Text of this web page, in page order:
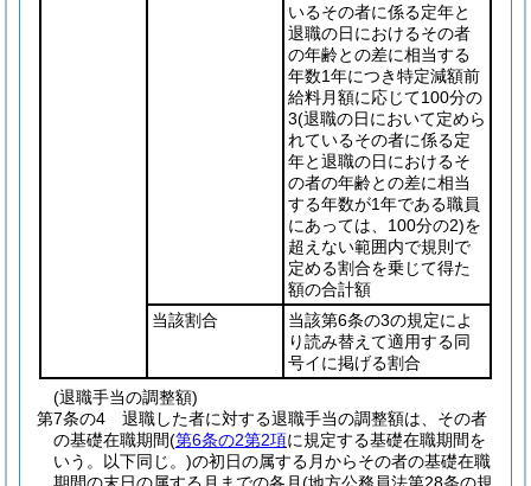
いるその者に係る定年と
退職の日におけるその者
の年齢との差に相当する
年数1年につき特定減額前
給料月額に応じて100分の
3(退職の日において定めら
れているその者に係る定
年と退職の日におけるそ
の者の年齢との差に相当
する年数が1年である職員
にあっては、100分の2)を
超えない範囲内で規則で
定める割合を乗じて得た
額の合計額
当該割合
当該第6条の3の規定によ
り読み替えて適用する同
号イに掲げる割合
(退職手当の調整額)
第7条の4
退職した者に対する退職手当の調整額は、その者
の基礎在職期間(第6条の2第2項に規定する基礎在職期間を
いう。以下同じ。)の初日の属する月からその者の基礎在職